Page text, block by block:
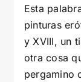
Esta
pinturas
y XVIII, un
otra cosa
pergamino